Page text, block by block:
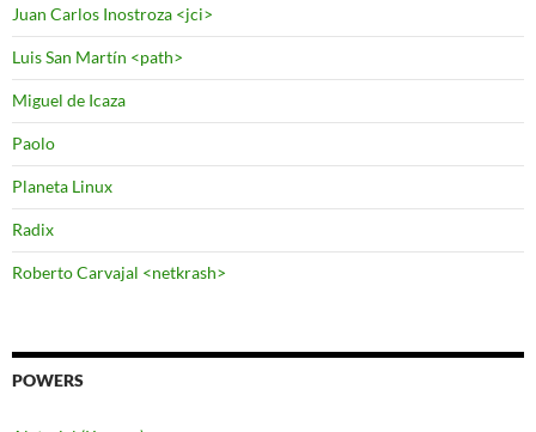
Juan Carlos Inostroza <jci>
Luis San Martín <path>
Miguel de Icaza
Paolo
Planeta Linux
Radix
Roberto Carvajal <netkrash>
POWERS